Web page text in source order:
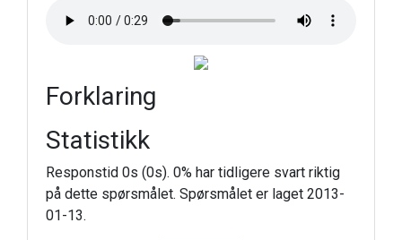
Forklaring
Statistikk
Responstid 0s (0s). 0% har tidligere svart riktig
på dette spørsmålet. Spørsmålet er laget 2013-
01-13.